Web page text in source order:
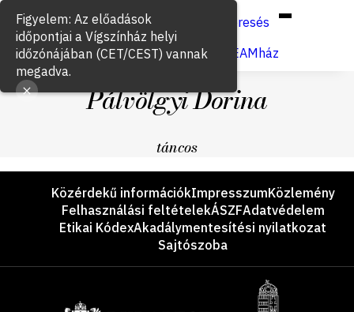
Keresés
Jegyvásárlás
VígSTREAMház
Pálvölgyi Dorina
táncos
LáblécKözérdekű információkImpresszumKözlemény
Felhasználási feltételekÁSZFAdatvédelem
Etikai KódexAkadálymentesítési nyilatkozat
Sajtószoba
Figyelem: Az előadások
időpontjai a Vígszínház helyi
időzónájában (CET/CEST) vannak
megadva.